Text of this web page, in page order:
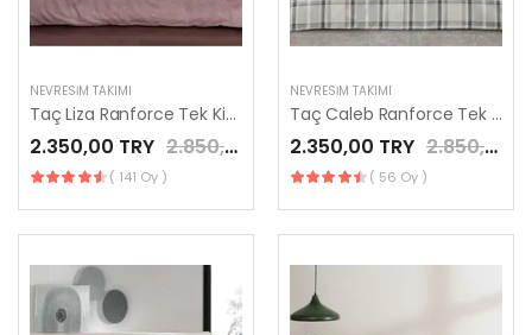
NEVRESIM TAKIMI
Taç Liza Ranforce Tek Kişilik Nevresim Takımı Gül Kurusu
2.350,00 TRY 2.850,00 TRY
( 141 Oy )
NEVRESIM TAKIMI
Taç Caleb Ranforce Tek Kişilik Nevresim Takımı Gri
2.350,00 TRY 2.850,00 TRY
( 56 Oy )